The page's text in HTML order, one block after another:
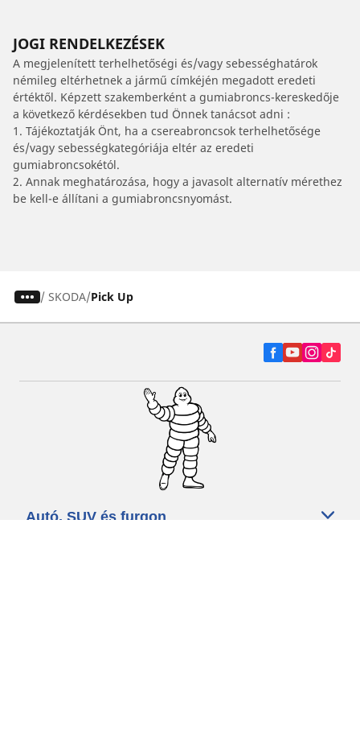
JOGI RENDELKEZÉSEK
A megjelenített terhelhetőségi és/vagy sebességhatárok
némileg eltérhetnek a jármű címkéjén megadott eredeti
értéktől. Képzett szakemberként a gumiabroncs-kereskedője
a következő kérdésekben tud Önnek tanácsot adni :
1. Tájékoztatják Önt, ha a csereabroncsok terhelhetősége
és/vagy sebességkategóriája eltér az eredeti
gumiabroncsokétól.
2. Annak meghatározása, hogy a javasolt alternatív mérethez
be kell-e állítani a gumiabroncsnyomást.
/ SKODA Pick Up
Autó, SUV és furgon